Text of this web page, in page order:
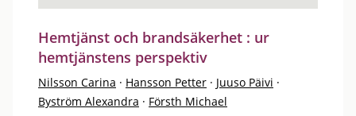
Hemtjänst och brandsäkerhet : ur
hemtjänstens perspektiv
Nilsson Carina · Hansson Petter · Juuso Päivi ·
Byström Alexandra · Försth Michael